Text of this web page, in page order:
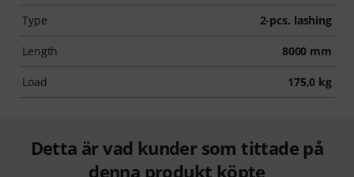
Type 2-pcs. lashing
Length 8000 mm
Load 175,0 kg
Detta är vad kunder som tittade på
denna produkt köpte